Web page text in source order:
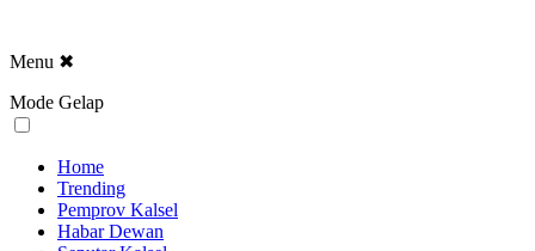
Menu ✖
Mode Gelap
Home
Trending
Pemprov Kalsel
Habar Dewan